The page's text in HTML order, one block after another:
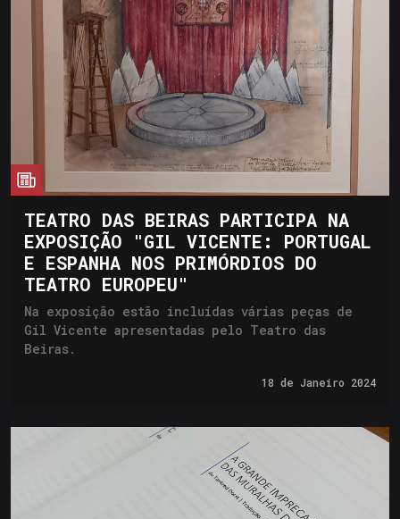
TEATRO DAS BEIRAS PARTICIPA NA
EXPOSIÇÃO "GIL VICENTE: PORTUGAL
E ESPANHA NOS PRIMÓRDIOS DO
TEATRO EUROPEU"
Na exposição estão incluídas várias peças de
Gil Vicente apresentadas pelo Teatro das
Beiras.
18 de Janeiro 2024